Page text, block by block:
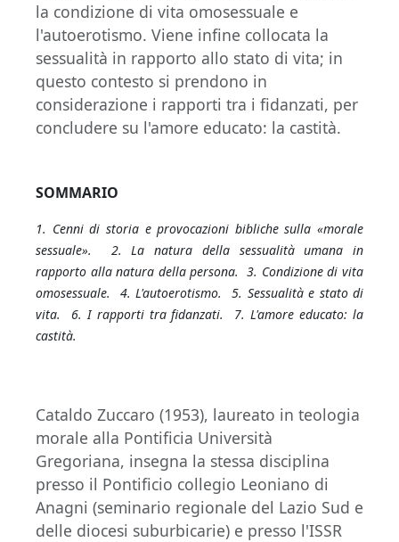
la condizione di vita omosessuale e
l'autoerotismo. Viene infine collocata la
sessualità in rapporto allo stato di vita; in
questo contesto si prendono in
considerazione i rapporti tra i fidanzati, per
concludere su l'amore educato: la castità.
SOMMARIO
1. Cenni di storia e provocazioni bibliche sulla «morale
sessuale». 2. La natura della sessualità umana in
rapporto alla natura della persona. 3. Condizione di vita
omosessuale. 4. L'autoerotismo. 5. Sessualità e stato di
vita. 6. I rapporti tra fidanzati. 7. L'amore educato: la
castità.
Cataldo Zuccaro (1953), laureato in teologia
morale alla Pontificia Università
Gregoriana, insegna la stessa disciplina
presso il Pontificio collegio Leoniano di
Anagni (seminario regionale del Lazio Sud e
delle diocesi suburbicarie) e presso l'ISSR